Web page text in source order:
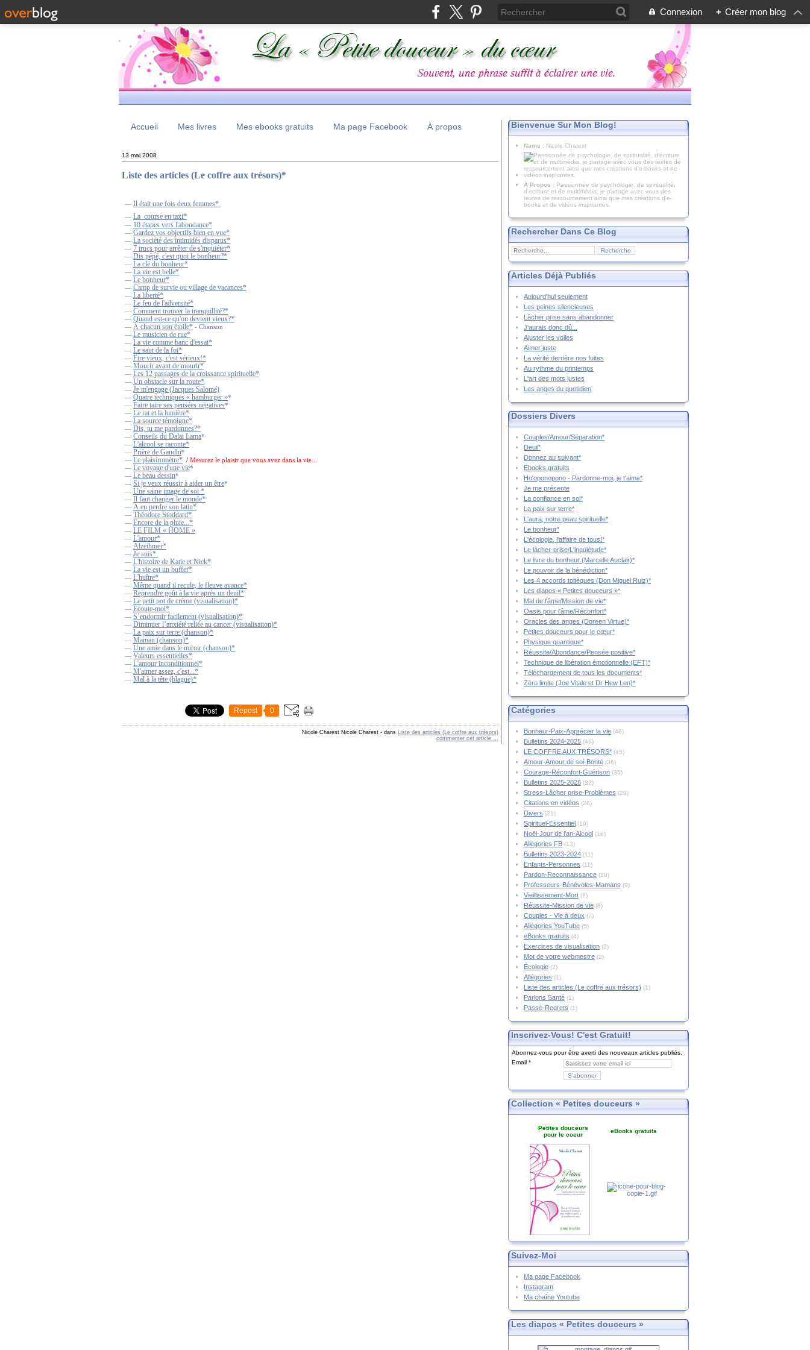
Connexion + Créer mon blog
Accueil Mes livres Mes ebooks gratuits Ma page Facebook À propos
13 mai 2008
Liste des articles (Le coffre aux trésors)*
— Il était une fois deux femmes*
— La course en taxi*
— 10 étapes vers l'abondance*
— Gardez vos objectifs bien en vue*
— La société des intimidés disparus*
— 7 trucs pour arrêter de s'inquiéter*
— Dis pépé, c'est quoi le bonheur?*
— La clé du bonheur*
— La vie est belle*
— Le bonheur*
— Camp de survie ou village de vacances*
— La liberté*
— Le feu de l'adversité*
— Comment trouver la tranquillité?*
— Quand est-ce qu'on devient vieux?*
— À chacun son étoile* - Chanson
— Le musicien de rue*
— La vie comme banc d'essai*
— Le saut de la foi*
— Être vieux, c'est sérieux!*
— Mourir avant de mourir*
— Les 12 passages de la croissance spirituelle*
— Un obstacle sur la route*
— Je m'engage (Jacques Salomé)
— Quatre techniques « hamburger »*
— Faire taire ses pensées négatives*
— Le rat et la lumière*
— La source témoigne*
— Dis, tu me pardonnes?*
— Conseils du Dalai Lama*
— L'alcool se raconte*
— Prière de Gandhi*
— Le plaisiromètre* / Mesurez le plaisir que vous avez dans la vie...
— Le voyage d'une vie*
— Le beau dessin*
— Si je veux réussir à aider un être*
— Une saine image de soi *
— Il faut changer le monde*
— À en perdre son latin*
— Théodore Stoddard*
— Encore de la pluie...*
— LE FILM « HOME »
— L'amour*
— Alzeihmer*
— Je suis*
— L'histoire de Katie et Nick*
— La vie est un buffet*
— L'huître*
— Même quand il recule, le fleuve avance*
— Reprendre goût à la vie après un deuil*
— Le petit pot de crème (visualisation)*
— Écoute-moi*
— S’endormir facilement (visualisation)*
— Diminuer l’anxiété reliée au cancer (visualisation)*
— La paix sur terre (chanson)*
— Maman (chanson)*
— Une amie dans le miroir (chanson)*
— Valeurs essentielles*
— L'amour inconditionnel*
— M'aimer assez, c'est...*
— Mal à la tête (blague)*
Repost 0
Nicole Charest Nicole Charest - dans
Liste des articles (Le coffre aux trésors)
commenter cet article
Bienvenue Sur Mon Blog!
Name : Nicole Charest
À Propos : Passionnée de psychologie, de spiritualité,
d'écriture et de multimédia, je partage avec vous des
textes de ressourcement ainsi que mes créations d'e-
books et de vidéos inspirantes.
Rechercher Dans Ce Blog
Articles Déjà Publiés
Aujourd'hui seulement
Les peines silencieuses
Lâcher prise sans abandonner
J'aurais donc dû...
Ajuster les voiles
Aimer juste
La vérité derrière nos fuites
Au rythme du printemps
L'art des mots justes
Les anges du quotidien
Dossiers Divers
Couples/Amour/Séparation*
Deuil*
Donnez au suivant*
Ebooks gratuits
Ho'oponopono - Pardonne-moi, je t'aime*
Je me présente
La confiance en soi*
La paix sur terre*
L'aura, notre peau spirituelle*
Le bonheur*
L'écologie, l'affaire de tous!*
Le lâcher-prise/L'inquiétude*
Le livre du bonheur (Marcelle Auclair)*
Le pouvoir de la bénédiction*
Les 4 accords toltèques (Don Miguel Ruiz)*
Les diapos « Petites douceurs »*
Mal de l'âme/Mission de vie*
Oasis pour l'âme/Réconfort*
Oracles des anges (Doreen Virtue)*
Petites douceurs pour le cœur*
Physique quantique*
Réussite/Abondance/Pensée positive*
Technique de libération émotionnelle (EFT)*
Téléchargement de tous les documents*
Zéro limite (Joe Vitale et Dr Hew Len)*
Catégories
Bonheur-Paix-Apprécier la vie (46)
Bulletins 2024-2025 (46)
LE COFFRE AUX TRÉSORS* (45)
Amour-Amour de soi-Bonté (36)
Courage-Réconfort-Guérison (35)
Bulletins 2025-2026 (32)
Stress-Lâcher prise-Problèmes (29)
Citations en vidéos (26)
Divers (21)
Spirituel-Essentiel (19)
Noël-Jour de l'an-Alcool (16)
Allégories FB (13)
Bulletins 2023-2024 (11)
Enfants-Personnes (11)
Pardon-Reconnaissance (10)
Professeurs-Bénévoles-Mamans (9)
Vieillissement-Mort (9)
Réussite-Mission de vie (8)
Couples - Vie à deux (7)
Allégories YouTube (5)
eBooks gratuits (4)
Exercices de visualisation (2)
Mot de votre webmestre (2)
Écologie (2)
Allégories (1)
Liste des articles (Le coffre aux trésors) (1)
Parlons Santé (1)
Passé-Regrets (1)
Inscrivez-Vous! C'est Gratuit!
Abonnez-vous pour être averti des nouveaux articles publiés.
Email
Collection « Petites douceurs »
Petites douceurs
pour le coeur
eBooks gratuits
Suivez-Moi
Ma page Facebook
Instagram
Ma chaîne Youtube
Les diapos « Petites douceurs »